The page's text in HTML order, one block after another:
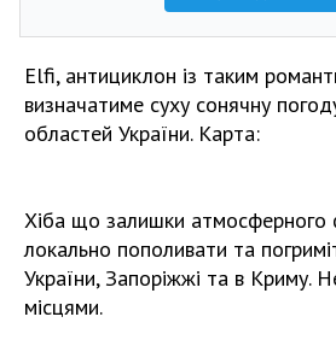
Elfi, антициклон із таким
визначатиме суху сонячну
областей України. Карта:
Хіба що залишки
локально пополивати та
України, Запоріжжі та в Криму.
місцями.